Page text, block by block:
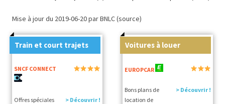
Mise à jour du 2019-06-20 par BNLC (source)
Train et court trajets
SNCF CONNECT
Offres spéciales
> Découvrir !
Voitures à louer
EUROPCAR
Bons plans de
location de
> Découvrir !